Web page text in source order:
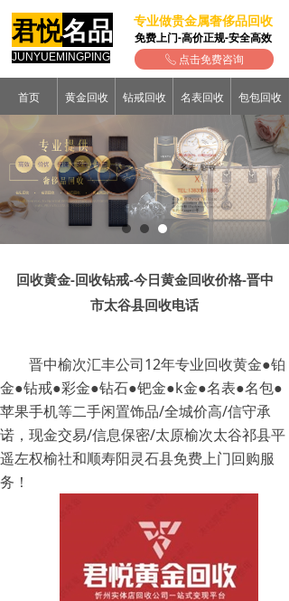
专业做贵金属奢侈品回收
免费上门-高价正规-安全高效
君悦名品
JUNYUEMINGPING ꂅ 点击免费咨询
首页 黄金回收 钻戒回收 名表回收 包包回收
回收黄金-回收钻戒-今日黄金回收价格-晋中
市太谷县回收电话
晋中榆次汇丰公司12年专业回收黄金●铂
金●钻戒●彩金●钻石●钯金●k金●名表●名包●
苹果手机等二手闲置饰品/全城价高/信守承
诺，现金交易/信息保密/太原榆次太谷祁县平
遥左权榆社和顺寿阳灵石县免费上门回购服
务！